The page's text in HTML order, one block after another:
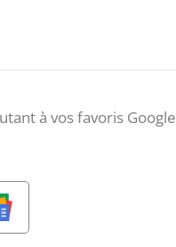
à vos favoris Google